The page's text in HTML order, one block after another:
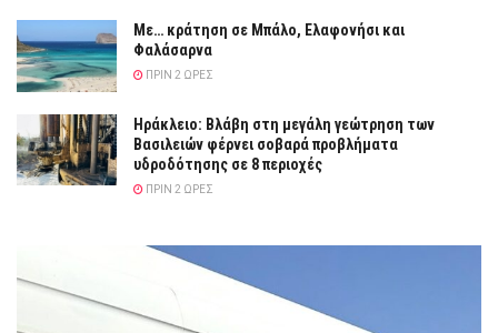
Με… κράτηση σε Μπάλο, Ελαφονήσι και
Φαλάσαρνα
ΠΡΙΝ 2 ΏΡΕΣ
Ηράκλειο: Βλάβη στη μεγάλη γεώτρηση των
Βασιλειών φέρνει σοβαρά προβλήματα
υδροδότησης σε 8 περιοχές
ΠΡΙΝ 2 ΏΡΕΣ